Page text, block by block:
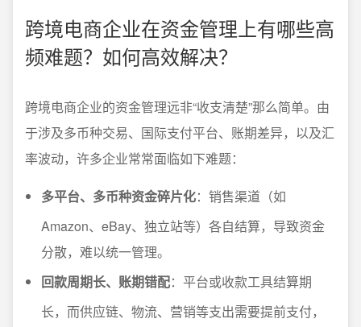
跨境电商企业在资金管理上有哪些高
频难题？如何高效解决？
跨境电商企业的资金管理远非“收支清楚”那么简单。由
于涉及多币种交易、国际支付平台、账期差异，以及汇
率波动，许多企业常常面临如下难题：
多平台、多币种资金碎片化：销售渠道（如
Amazon、eBay、独立站等）各自结算，导致资金
分散，难以统一管理。
回款周期长、账期错配：平台或收款工具结算期
长，而供应链、物流、营销等支出需要提前支付，